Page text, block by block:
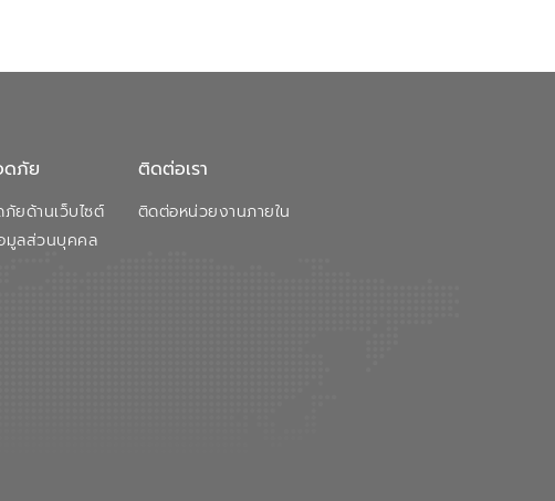
ดภัย
ยด้านเว็บไซต์
มูลส่วนบุคคล
ติดต่อเรา
ติดต่อหน่วยงานภายใน